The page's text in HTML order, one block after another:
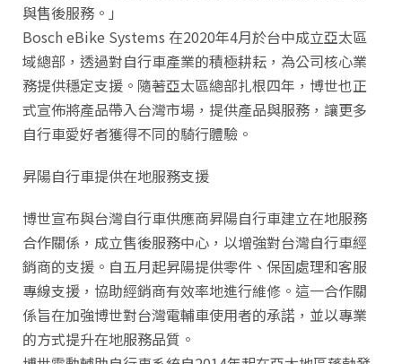
與售後服務。」
Bosch eBike Systems 在2020年4月於台中成立亞太區
域總部，透過對自行車產業的積極耕耘，為公司核心業
務提供穩定支援。隨著亞太區總部扎根四年，博世也正
式宣佈將產品帶入台灣市場，提供產品與服務，讓更多
自行車愛好者獲得不同的騎行體驗。
昇陽自行車提供在地服務支援
博世宣布與台灣自行車供應商昇陽自行車建立在地服務
合作關係，成立售後服務中心，以增強對台灣自行車經
銷商的支援。自五月起昇陽提供零件、保固處理和客服
專線支援，協助經銷商有效率地進行維修。這一合作關
係旨在加強博世對台灣電輔車使用者的承諾，並以專業
的方式提升在地服務品質。